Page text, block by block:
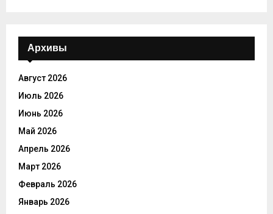
Архивы
Август 2026
Июль 2026
Июнь 2026
Май 2026
Апрель 2026
Март 2026
Февраль 2026
Январь 2026